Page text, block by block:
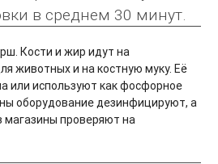
в среднем 30 минут.
Кости и жир идут на
животных и на костную муку. Её
или используют как фосфорное
оборудование дезинфицируют, а
магазины проверяют на